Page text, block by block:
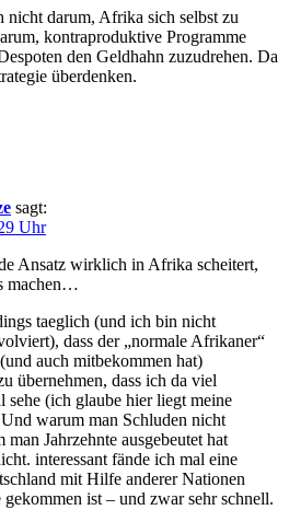
nicht darum, Afrika sich selbst zu
kontraproduktive Programme
den Geldhahn zuzudrehen. Da
überdenken.
sagt:
Uhr
Ansatz wirklich in Afrika scheitert,
machen…
taeglich (und ich bin nicht
dass der „normale Afrikaner“
auch mitbekommen hat)
übernehmen, dass ich da viel
(ich glaube hier liegt meine
warum man Schluden nicht
man Jahrzehnte ausgebeutet hat
interessant fände ich mal eine
mit Hilfe anderer Nationen
ist – und zwar sehr schnell.